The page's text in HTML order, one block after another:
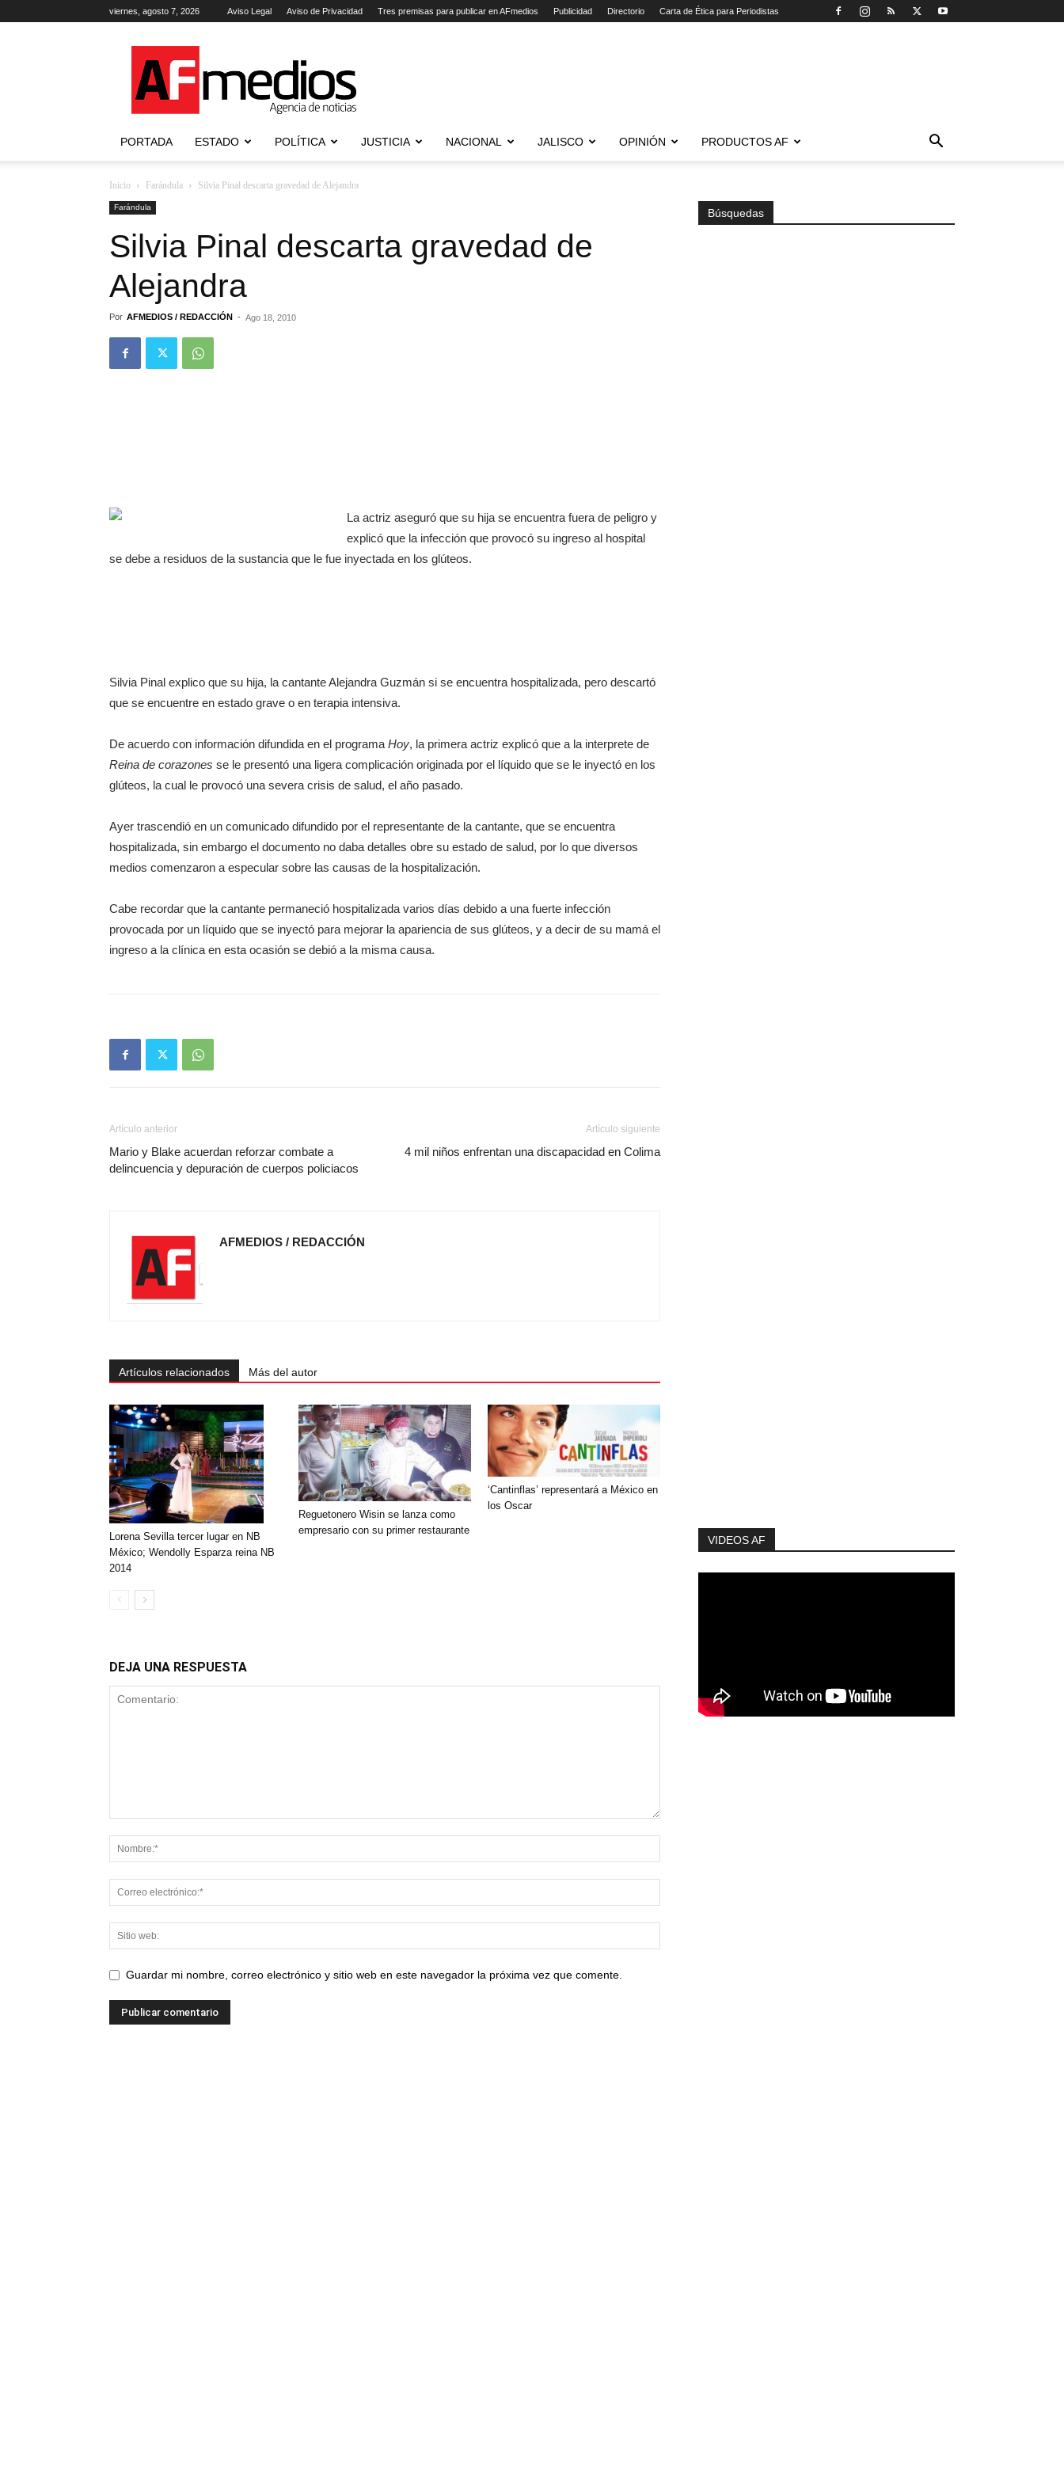
viernes, agosto 7, 2026 Aviso Legal Aviso de Privacidad Tres premisas para publicar en AFmedios Publicidad Directorio Carta de Ética para Periodistas
Agencia
de
Noticias
PORTADA ESTADO POLÍTICA JUSTICIA NACIONAL JALISCO OPINIÓN PRODUCTOS AF
Inicio Farándula Silvia Pinal descarta gravedad de Alejandra
Farándula
Silvia Pinal descarta gravedad de
Alejandra
Por AFMEDIOS / REDACCIÓN - Ago 18, 2010
La actriz aseguró que su hija se encuentra fuera de peligro y
explicó que la infección que provocó su ingreso al hospital
se debe a residuos de la sustancia que le fue inyectada en los glúteos.
Silvia Pinal explico que su hija, la cantante Alejandra Guzmán si se encuentra hospitalizada, pero descartó
que se encuentre en estado grave o en terapia intensiva.
De acuerdo con información difundida en el programa Hoy, la primera actriz explicó que a la interprete de
Reina de corazones se le presentó una ligera complicación originada por el líquido que se le inyectó en los
glúteos, la cual le provocó una severa crisis de salud, el año pasado.
Ayer trascendió en un comunicado difundido por el representante de la cantante, que se encuentra
hospitalizada, sin embargo el documento no daba detalles obre su estado de salud, por lo que diversos
medios comenzaron a especular sobre las causas de la hospitalización.
Cabe recordar que la cantante permaneció hospitalizada varios días debido a una fuerte infección
provocada por un líquido que se inyectó para mejorar la apariencia de sus glúteos, y a decir de su mamá el
ingreso a la clínica en esta ocasión se debió a la misma causa.
Artículo anterior
Mario y Blake acuerdan reforzar combate a
delincuencia y depuración de cuerpos policiacos
Artículo siguiente
4 mil niños enfrentan una discapacidad en Colima
AFMEDIOS / REDACCIÓN
Artículos relacionados Más del autor
Lorena Sevilla tercer lugar en NB
México; Wendolly Esparza reina NB
2014
Reguetonero Wisin se lanza como
empresario con su primer restaurante
‘Cantinflas’ representará a México en
los Oscar
DEJA UNA RESPUESTA
Guardar mi nombre, correo electrónico y sitio web en este navegador la próxima vez que comente.
Búsquedas
VIDEOS AF